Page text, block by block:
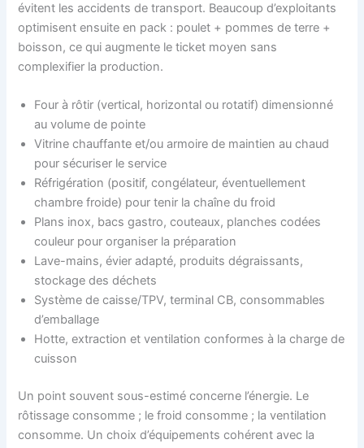
évitent les accidents de transport. Beaucoup d’exploitants
optimisent ensuite en pack : poulet + pommes de terre +
boisson, ce qui augmente le ticket moyen sans
complexifier la production.
Four à rôtir (vertical, horizontal ou rotatif) dimensionné
au volume de pointe
Vitrine chauffante et/ou armoire de maintien au chaud
pour sécuriser le service
Réfrigération (positif, congélateur, éventuellement
chambre froide) pour tenir la chaîne du froid
Plans inox, bacs gastro, couteaux, planches codées
couleur pour organiser la préparation
Lave-mains, évier adapté, produits dégraissants,
stockage des déchets
Système de caisse/TPV, terminal CB, consommables
d’emballage
Hotte, extraction et ventilation conformes à la charge de
cuisson
Un point souvent sous-estimé concerne l’énergie. Le
rôtissage consomme ; le froid consomme ; la ventilation
consomme. Un choix d’équipements cohérent avec la